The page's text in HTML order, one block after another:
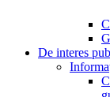
De interes